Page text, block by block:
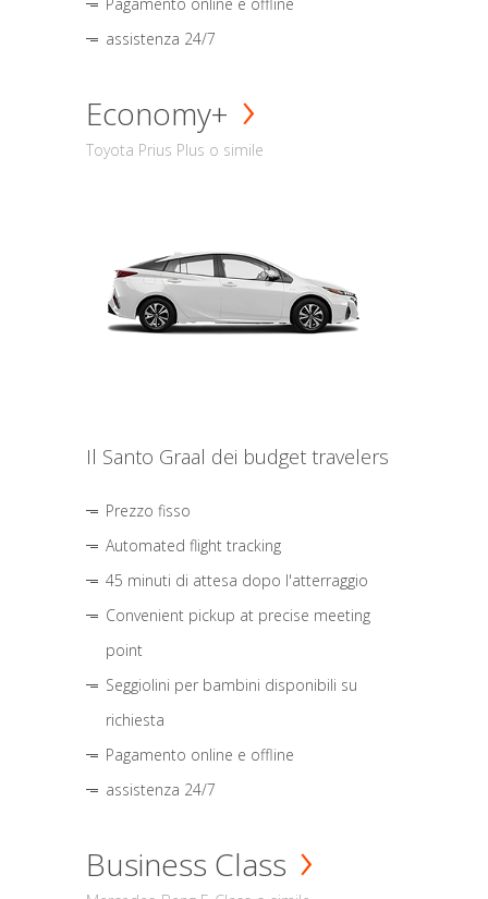
assistenza 24/7
Economy+
Toyota Prius Plus o simile
Il Santo Graal dei budget travelers
Prezzo fisso
Automated flight tracking
45 minuti di attesa dopo l'atterraggio
Convenient pickup at precise meeting
point
Seggiolini per bambini disponibili su
richiesta
Pagamento online e offline
assistenza 24/7
Business Class